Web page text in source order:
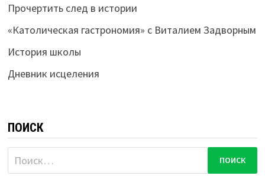
Прочертить след в истории
«Католическая гастрономия» с Виталием Задворным
История школы
Дневник исцеления
ПОИСК
Найти: